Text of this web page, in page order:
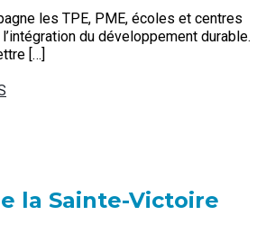
les TPE, PME, écoles et centres
du développement durable.
[…]
la Sainte-Victoire